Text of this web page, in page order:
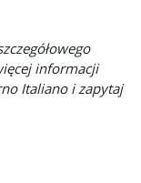
informacji
Italianoi zapytaj